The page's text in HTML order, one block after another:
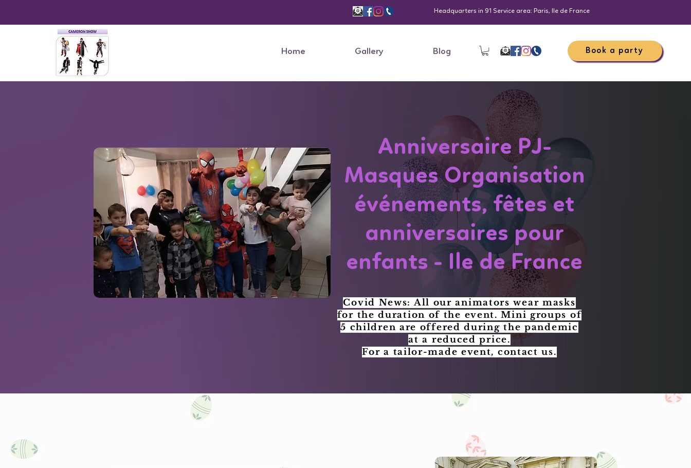
Headquarters in 91 Service area: Paris, Ile de France
Home Gallery Blog Book a party
Anniversaire PJ-
Masques Organisation
événements, fêtes et
anniversaires pour
enfants - Ile de France
Covid News: All our animators wear masks
for the duration of the event. Mini groups of
5 children are offered during the pandemic
at a reduced price.
For a tailor-made event, contact us.